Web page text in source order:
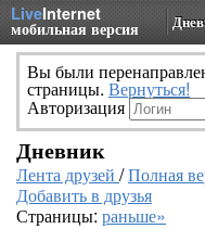
LiveInternet
мобильная версия
Вы были
страницы. Вернуться!
Авторизация
Дневник
Лента друзей /Полная
Добавить в друзья
Страницы: раньше»